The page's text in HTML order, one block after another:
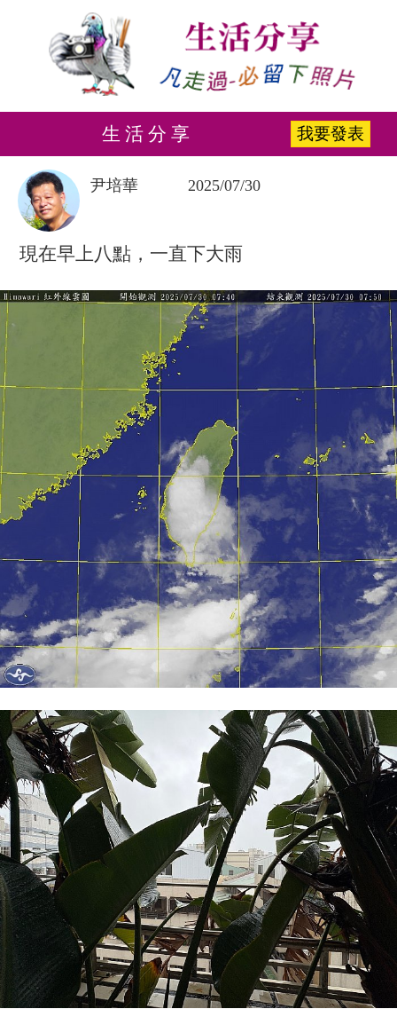
生 活 分 享 我要發表
尹培華 2025/07/30
現在早上八點，一直下大雨